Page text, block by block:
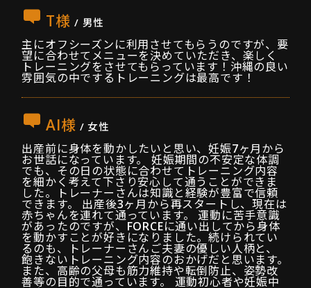
T様 / 男性
主にオフシーズンに利用させてもらうのですが、要
望に合わせてメニューを決めていただき、楽しく
トレーニングをさせてもらっています！沖縄の良い
雰囲気の中でするトレーニングは最高です！
AI様 / 女性
出産前に身体を動かしたいと思い、妊娠7ヶ月から
お世話になっています。 妊娠期間の不安定な体調
でも、その日の状態に合わせてトレーニング内容
を細かく考えて下さり安心して通うことができま
した。トレーナーさんは知識と経験が豊富で信頼
できます。 出産後3ヶ月から再スタートし、現在は
赤ちゃんを連れて通っています。 運動に苦手意識
があったのですが、FORCEに通い出してから身体
を動かすことが好きになりました。続けられてい
るのも、トレーナーさんご夫妻の優しい人柄と、
飽きないトレーニング内容のおかげだと思います。
また、高齢の父母も筋力維持や転倒防止、姿勢改
善等の目的で通っています。 運動初心者や妊娠中